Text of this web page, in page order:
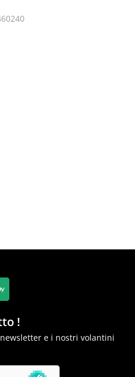
!
e i nostri volantini